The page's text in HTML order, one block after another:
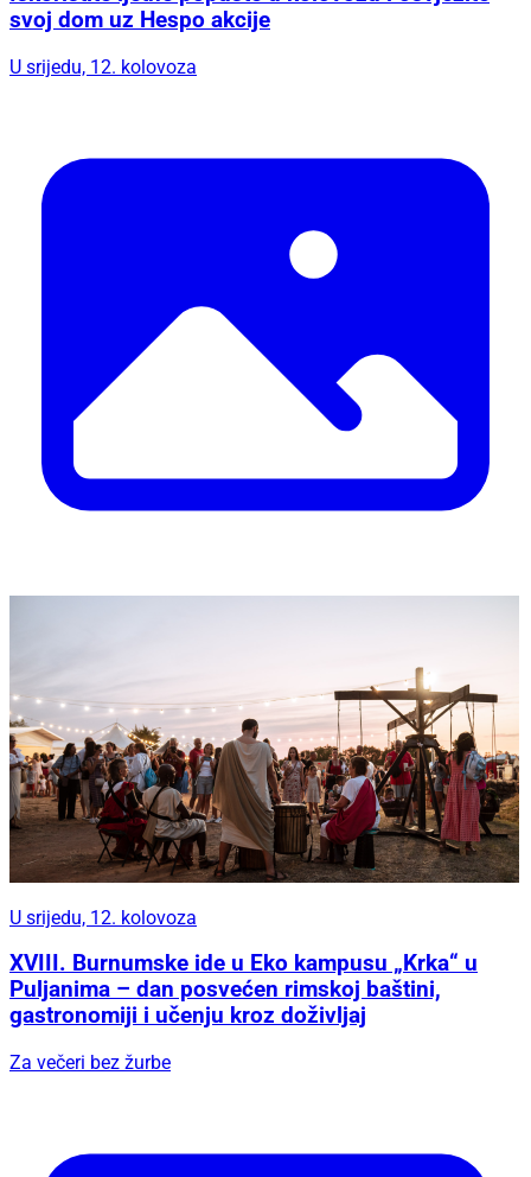
svoj dom uz Hespo akcije
U srijedu, 12. kolovoza
U srijedu, 12. kolovoza
XVIII. Burnumske ide u Eko kampusu „Krka“ u
Puljanima – dan posvećen rimskoj baštini,
gastronomiji i učenju kroz doživljaj
Za večeri bez žurbe